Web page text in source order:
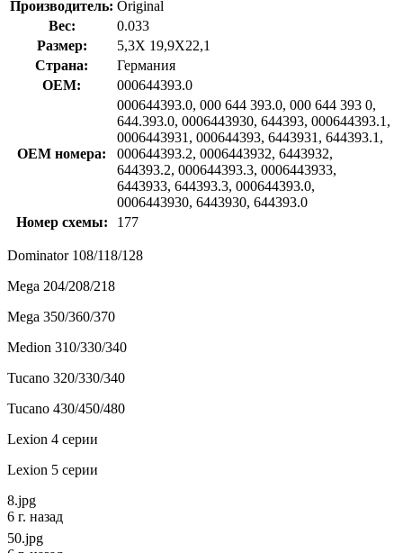
Производитель: Original
Вес:
0.033
Размер:
5,3X 19,9X22,1
Страна:
Германия
OEM:
000644393.0
OEM номера:
000644393.0, 000 644 393.0, 000 644 393 0,
644.393.0, 0006443930, 644393, 000644393.1,
0006443931, 000644393, 6443931, 644393.1,
000644393.2, 0006443932, 6443932,
644393.2, 000644393.3, 0006443933,
6443933, 644393.3, 000644393.0,
0006443930, 6443930, 644393.0
Номер схемы:
177
Dominator 108/118/128
Mega 204/208/218
Mega 350/360/370
Medion 310/330/340
Tucano 320/330/340
Tucano 430/450/480
Lexion 4 серии
Lexion 5 серии
8.jpg
6 г. назад
50.jpg